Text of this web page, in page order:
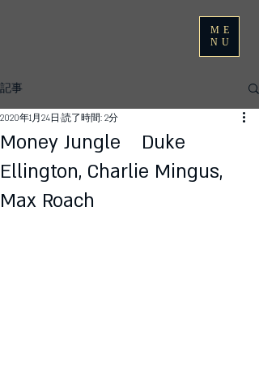
ME
NU
記事
Money Jungle Duke
Ellington, Charlie Mingus,
Max Roach
2020年1月24日 読了時間: 2分